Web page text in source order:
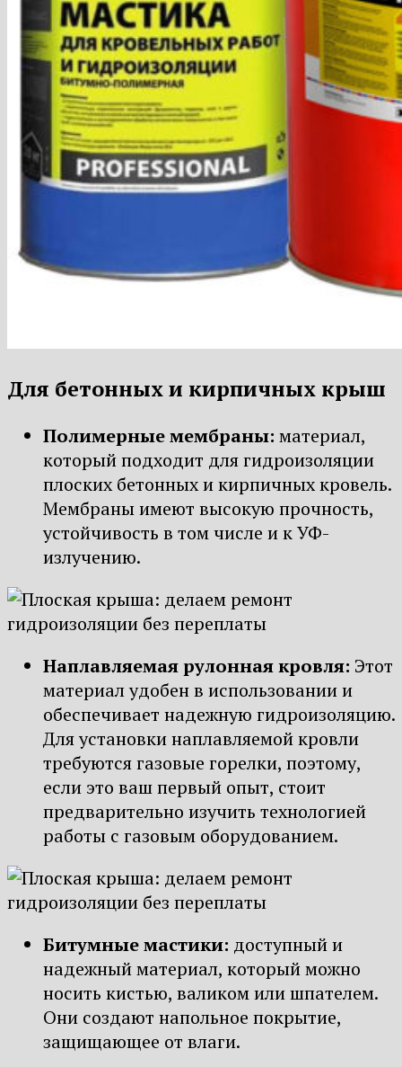
Для бетонных и кирпичных крыш
Полимерные мембраны: материал,
который подходит для гидроизоляции
плоских бетонных и кирпичных кровель.
Мембраны имеют высокую прочность,
устойчивость в том числе и к УФ-
излучению.
Наплавляемая рулонная кровля: Этот
материал удобен в использовании и
обеспечивает надежную гидроизоляцию.
Для установки наплавляемой кровли
требуются газовые горелки, поэтому,
если это ваш первый опыт, стоит
предварительно изучить технологией
работы с газовым оборудованием.
Битумные мастики: доступный и
надежный материал, который можно
носить кистью, валиком или шпателем.
Они создают напольное покрытие,
защищающее от влаги.